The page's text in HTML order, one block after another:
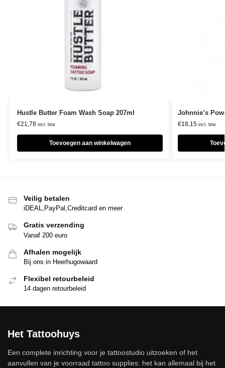
Hustle Butter Foam Wash Soap 207ml
€21,78 incl. btw
Toevoegen aan winkelwagen
Johnnie’s
€18,15 incl. btw
Veilig betalen
iDEAL,PayPal,Creditcard en meer
Gratis verzending
Vanaf 200 euro
Afhalen mogelijk
Bij ons in Heerhugowaard
Flexibel retourbeleid
14 dagen retourbeleid
Het Tattoohuys
Een complete inrichting voor je tattoostudio uitzoeken of het
aanvullen van je voorraad tattoo supplies: het kan allemaal bij het